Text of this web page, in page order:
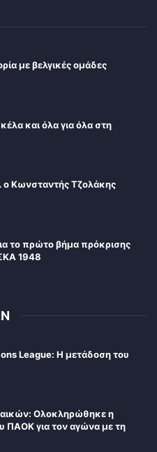
με βελγικές ομάδες
και όλα για όλα στη
ο Κωνσταντής Τζολάκης
το πρώτο βήμα πρόκρισης
1948
League: Η μετάδοση του
Ολοκληρώθηκε η
ΠΑΟΚ για τον αγώνα με τη